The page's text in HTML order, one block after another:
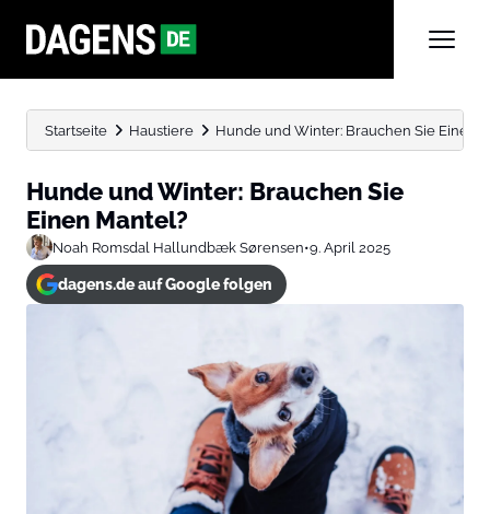
Startseite Haustiere Hunde und Winter: Brauchen Sie Einen
Hunde und Winter: Brauchen Sie
Einen Mantel?
Noah Romsdal Hallundbæk Sørensen•9. April 2025
dagens.de auf Google folgen